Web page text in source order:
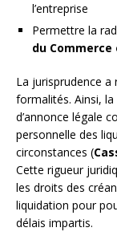
l’entreprise
Permettre la
du
La jurisprudence a
formalités. Ainsi, la
d’annonce légale
personnelle des
circonstances (
Cette rigueur
les droits des
liquidation pour
délais impartis.